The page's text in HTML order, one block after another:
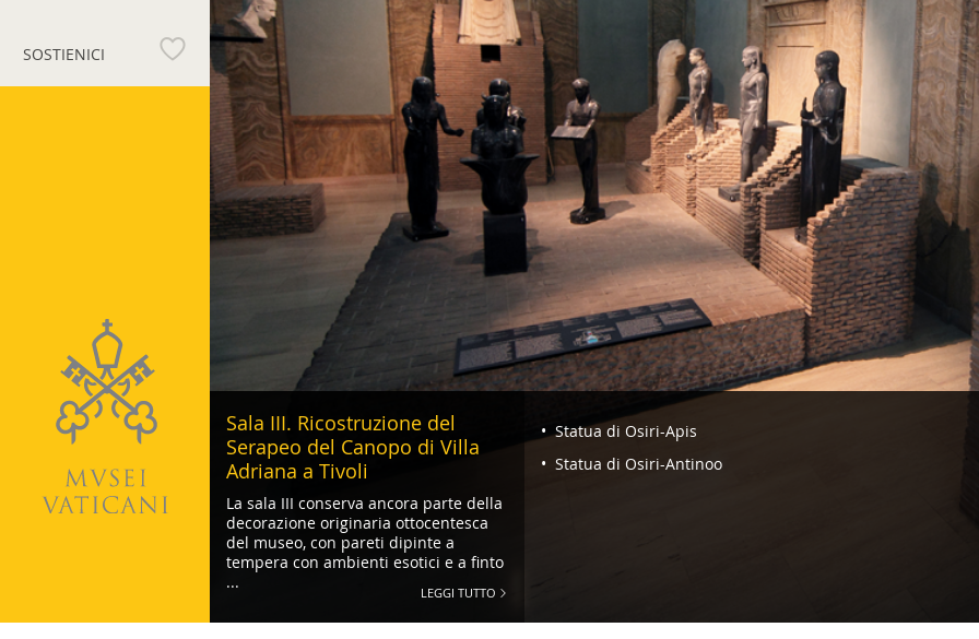
SOSTIENICI
Tivoli
Sala III. Ricostruzione del
Serapeo del Canopo di Villa
Adriana a Tivoli
La sala III conserva ancora parte della
decorazione originaria ottocentesca
del museo, con pareti dipinte a
tempera con ambienti esotici e a finto
...
LEGGI TUTTO
Navigazione
-
Statua di Osiri-Apis
Statua di Osiri-Antinoo